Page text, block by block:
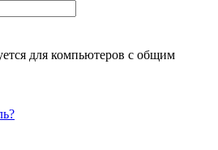
для компьютеров с общим